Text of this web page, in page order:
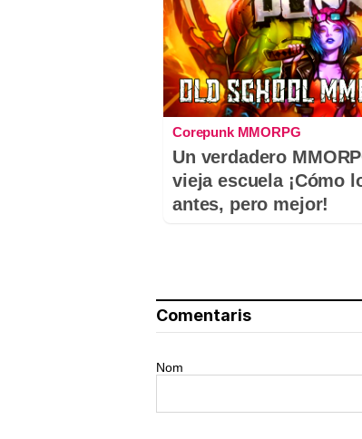
Corepunk MMORPG
Un verdadero
vieja escuela ¡Cómo
antes, pero mejor!
Comentaris
Nom